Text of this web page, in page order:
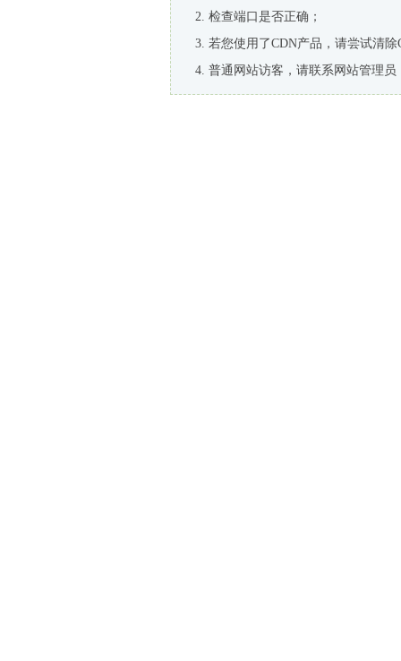
检查端口是否正确；
若您使用了CDN产品，请尝试清除
普通网站访客，请联系网站管理员